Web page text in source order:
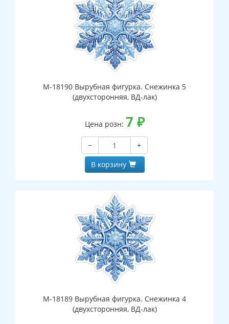
М-18190 Вырубная фигурка. Снежинка 5
(двухсторонняя, ВД-лак)
Цена розн: 7 ₽
−
+
В корзину
М-18189 Вырубная фигурка. Снежинка 4
(двухсторонняя, ВД-лак)